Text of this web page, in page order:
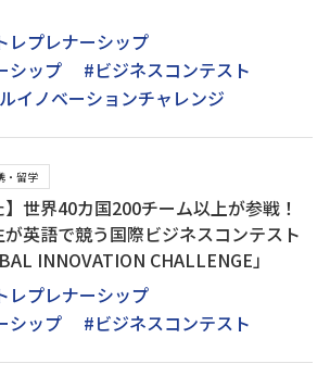
レプレナーシップ
シップ
#ビジネスコンテスト
イノベーションチャレンジ
・留学
】世界40カ国200チーム以上が参戦！
英語で競う国際ビジネスコンテスト
INNOVATION CHALLENGE」
レプレナーシップ
シップ
#ビジネスコンテスト